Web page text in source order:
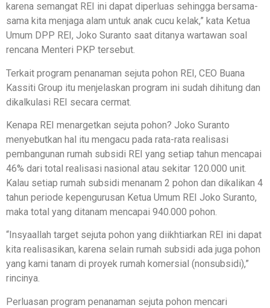
karena semangat REI ini dapat diperluas sehingga bersama-
sama kita menjaga alam untuk anak cucu kelak,” kata Ketua
Umum DPP REI, Joko Suranto saat ditanya wartawan soal
rencana Menteri PKP tersebut.
Terkait program penanaman sejuta pohon REI, CEO Buana
Kassiti Group itu menjelaskan program ini sudah dihitung dan
dikalkulasi REI secara cermat.
Kenapa REI menargetkan sejuta pohon? Joko Suranto
menyebutkan hal itu mengacu pada rata-rata realisasi
pembangunan rumah subsidi REI yang setiap tahun mencapai
46% dari total realisasi nasional atau sekitar 120.000 unit.
Kalau setiap rumah subsidi menanam 2 pohon dan dikalikan 4
tahun periode kepengurusan Ketua Umum REI Joko Suranto,
maka total yang ditanam mencapai 940.000 pohon.
“Insyaallah target sejuta pohon yang diikhtiarkan REI ini dapat
kita realisasikan, karena selain rumah subsidi ada juga pohon
yang kami tanam di proyek rumah komersial (nonsubsidi),”
rincinya.
Perluasan program penanaman sejuta pohon mencari